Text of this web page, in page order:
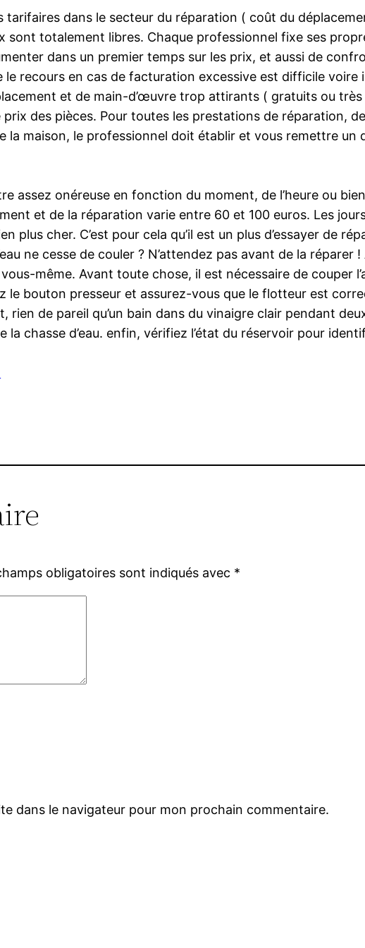
tarifaires dans le secteur du réparation ( coût du
sont totalement libres. Chaque professionnel fixe ses
dans un premier temps sur les prix, et aussi de
le recours en cas de facturation excessive est difficile voire
et de main-d’œuvre trop attirants ( gratuits ou très
des pièces. Pour toutes les prestations de réparation,
la maison, le professionnel doit établir et vous remettre un
assez onéreuse en fonction du moment, de l’heure ou
et de la réparation varie entre 60 et 100 euros. Les
plus cher. C’est pour cela qu’il est un plus d’essayer de
ne cesse de couler ? N’attendez pas avant de la réparer
même. Avant toute chose, il est nécessaire de couper
le bouton presseur et assurez-vous que le flotteur est
rien de pareil qu’un bain dans du vinaigre clair pendant
la chasse d’eau. enfin, vérifiez l’état du réservoir pour
obligatoires sont indiqués avec *
dans le navigateur pour mon prochain commentaire.